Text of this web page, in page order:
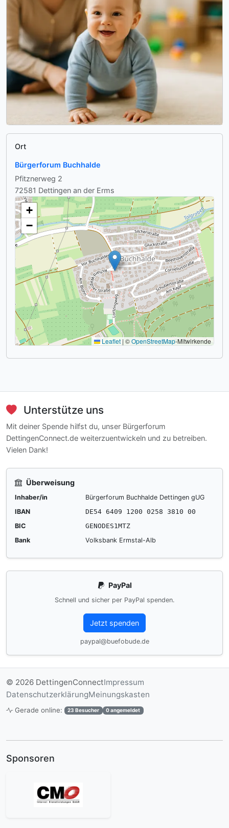
Ort
Bürgerforum Buchhalde
Pfitznerweg 2
72581 Dettingen an der Erms
+
−
Leaflet | ©OpenStreetMap-Mitwirkende
Unterstütze uns
Mit deiner Spende hilfst du, unser Bürgerforum
DettingenConnect.de weiterzuentwickeln und zu betreiben.
Vielen Dank!
Überweisung
Inhaber/in
Bürgerforum Buchhalde Dettingen gUG
IBAN
DE54 6409 1200 0258 3810 00
BIC
GENODES1MTZ
Bank
Volksbank Ermstal-Alb
PayPal
Schnell und sicher per PayPal spenden.
Jetzt spenden
paypal@buefobude.de
© 2026 DettingenConnectImpressum
DatenschutzerklärungMeinungskasten
Gerade online: 23 Besucher 0 angemeldet
Sponsoren